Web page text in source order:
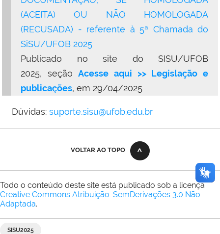
(ACEITA) OU NÃO HOMOLOGADA
(RECUSADA) - referente à 5ª Chamada do
SiSU/UFOB 2025
Publicado no site do SISU/UFOB
2025, seçãoAcesse aqui >> Legislação e
publicações, em 29/04/2025
Dúvidas: suporte.sisu@ufob.edu.br
VOLTAR AO TOPO
Todo o conteúdo deste site está publicado sob a licença
Creative Commons Atribuição-SemDerivações 3.0 Não
Adaptada.
SISU2025